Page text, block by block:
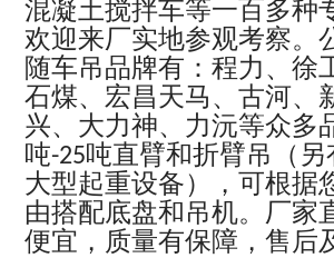
混凝土搅拌车等一百多种
欢迎来厂实地参观考察。
随车吊品牌有：程力、徐
石煤、宏昌天马、古河、
兴、大力神、力沅等众多
吨-25吨直臂和折臂吊（另
大型起重设备），可根据
由搭配底盘和吊机。厂家
便宜，质量有保障，售后